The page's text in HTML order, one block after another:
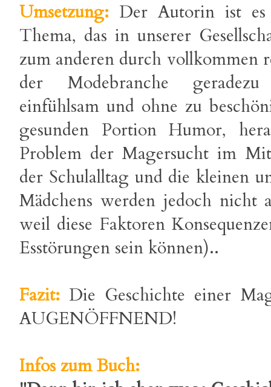
Umsetzung: Der Autorin ist es
Thema, das in unserer
zum anderen durch vollkommen
der Modebranche
einfühlsam und ohne zu
gesunden Portion Humor,
Problem der Magersucht im
der Schulalltag und die kleinen
Mädchens werden jedoch nicht
weil diese Faktoren
Esstörungen sein können)..
Fazit: Die Geschichte einer
AUGENÖFFNEND!
Infos zum Buch: